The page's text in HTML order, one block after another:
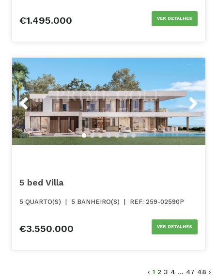
€1.495.000 VER DETALHES
Previous Next
5 bed Villa
5 QUARTO(S) 5 BANHEIRO(S) REF: 259-02590P
€3.550.000 VER DETALHES
‹ 1 2 3 4 ... 47 48 ›